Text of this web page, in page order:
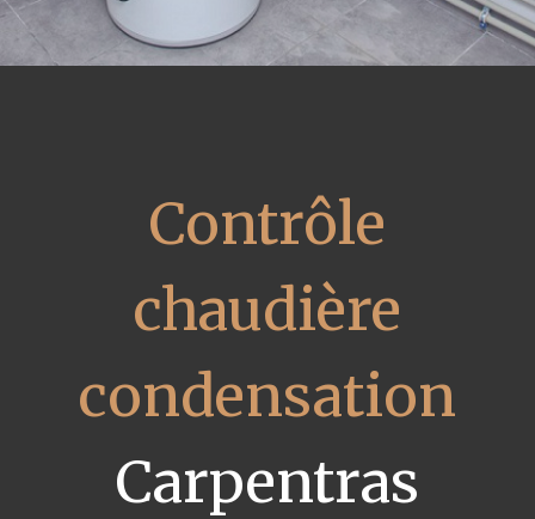
Contrôle
chaudière
condensation
Carpentras